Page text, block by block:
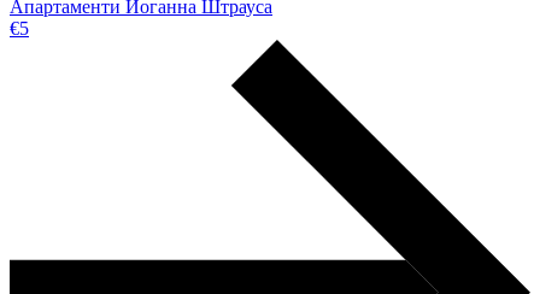
Апартаменти Йоганна Штрауса
€5